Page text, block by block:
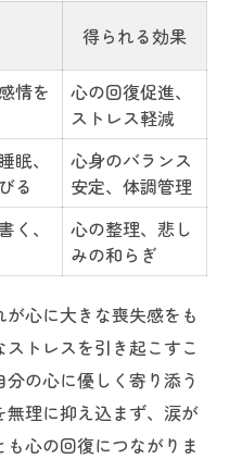
得られる効果
情を
心の回復促進、
ストレス軽減
眠、
る
心身のバランス
安定、体調管理
く、
心の整理、悲し
みの和らぎ
心に大きな喪失感をも
トレスを引き起こすこ
の心に優しく寄り添う
理に抑え込まず、涙が
心の回復につながりま